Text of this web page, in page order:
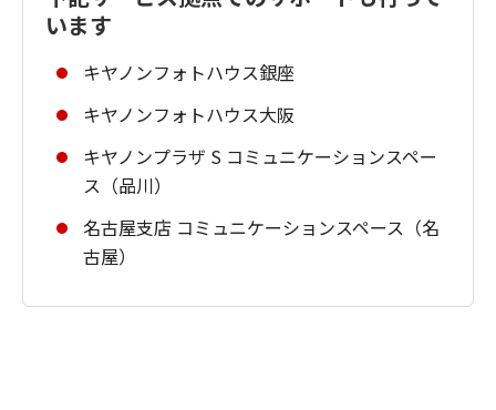
います
キヤノンフォトハウス銀座
キヤノンフォトハウス大阪
キヤノンプラザ S コミュニケーションスペー
ス（品川）
名古屋支店 コミュニケーションスペース（名
古屋）